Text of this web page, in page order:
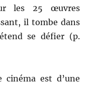
les 25 œuvres
il tombe dans
se défier (p.
est d’une